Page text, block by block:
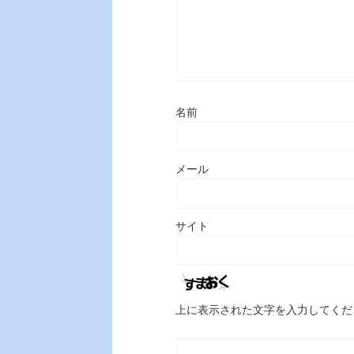
名前
メール
サイト
上に表示された文字を入力してく